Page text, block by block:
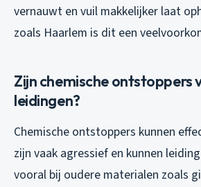
vernauwt en vuil makkelijker laat
zoals Haarlem is dit een
Zijn chemische ontstoppers
leidingen?
Chemische ontstoppers kunnen
zijn vaak agressief en kunnen
vooral bij oudere materialen zoals